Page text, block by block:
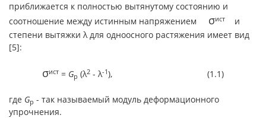
приближается к полностью вытянутому состоянию и
соотношение между истинным напряжением σист
и
степени вытяжки λ для одноосного растяжения имеет вид
[5]:
σист = Gp (λ2 - λ-1), (1.1)
где Gp - так называемый модуль деформационного
упрочнения.